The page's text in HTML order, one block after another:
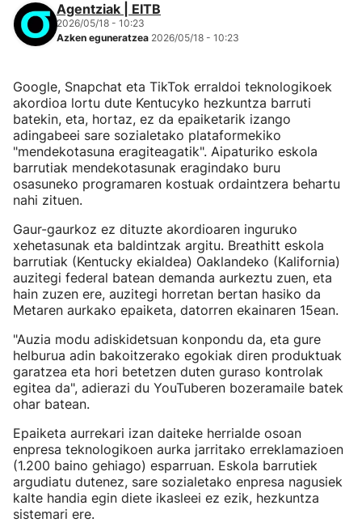
Agentziak | EITB
2026/05/18 - 10:23
Azken eguneratzea 2026/05/18 - 10:23
Google, Snapchat eta TikTok erraldoi teknologikoek
akordioa lortu dute Kentucyko hezkuntza barruti
batekin, eta, hortaz, ez da epaiketarik izango
adingabeei sare sozialetako plataformekiko
"mendekotasuna eragiteagatik". Aipaturiko eskola
barrutiak mendekotasunak eragindako buru
osasuneko programaren kostuak ordaintzera behartu
nahi zituen.
Gaur-gaurkoz ez dituzte akordioaren inguruko
xehetasunak eta baldintzak argitu. Breathitt eskola
barrutiak (Kentucky ekialdea) Oaklandeko (Kalifornia)
auzitegi federal batean demanda aurkeztu zuen, eta
hain zuzen ere, auzitegi horretan bertan hasiko da
Metaren aurkako epaiketa, datorren ekainaren 15ean.
"Auzia modu adiskidetsuan konpondu da, eta gure
helburua adin bakoitzerako egokiak diren produktuak
garatzea eta hori betetzen duten guraso kontrolak
egitea da", adierazi du YouTuberen bozeramaile batek
ohar batean.
Epaiketa aurrekari izan daiteke herrialde osoan
enpresa teknologikoen aurka jarritako erreklamazioen
(1.200 baino gehiago) esparruan. Eskola barrutiek
argudiatu dutenez, sare sozialetako enpresa nagusiek
kalte handia egin diete ikasleei ez ezik, hezkuntza
sistemari ere.